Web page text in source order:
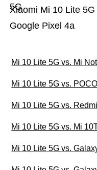
Google Pixel 4a
Xiaomi Mi 10 Lite 5G
5G
Mi 10 Lite 5G vs. Mi
Mi 10 Lite 5G vs.
Mi 10 Lite 5G vs.
Mi 10 Lite 5G vs. Mi
Mi 10 Lite 5G vs.